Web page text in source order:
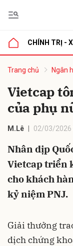
CHÍNH TRỊ -
Trang chủ Ngân
Vietcap
của phụ
M.Lê 02/03/2026
Nhân dịp
Vietcap triển
cho khách
kỷ niệm PNJ.
Giải thưởng
dịch chứng
luận